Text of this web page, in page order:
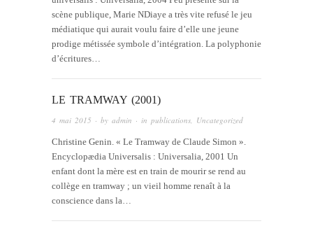
scène publique, Marie NDiaye a très vite refusé le jeu
médiatique qui aurait voulu faire d’elle une jeune
prodige métissée symbole d’intégration. La polyphonie
d’écritures…
LE TRAMWAY (2001)
4 mai 2015 · by admin · in publications Uncategorized
Christine Genin. « Le Tramway de Claude Simon ».
Encyclopædia Universalis : Universalia, 2001 Un
enfant dont la mère est en train de mourir se rend au
collège en tramway ; un vieil homme renaît à la
conscience dans la…